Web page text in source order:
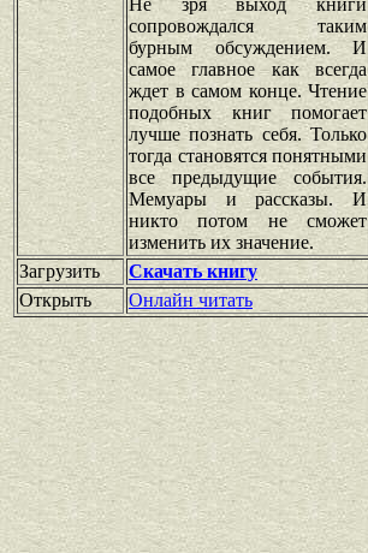
сопровождался таким
бурным обсуждением. И
самое главное как всегда
ждет в самом конце. Чтение
подобных книг помогает
лучше познать себя. Только
тогда становятся понятными
все предыдущие события.
Мемуары и рассказы. И
никто потом не сможет
изменить их значение.
Загрузить
Скачать книгу
Открыть
Онлайн читать